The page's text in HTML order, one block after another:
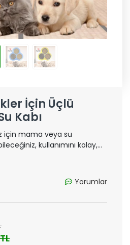
İçin Üçlü
Kabı
için mama veya su
kullanımını kolay,
ve yıkanabilir özelliği ile
Yorumlar